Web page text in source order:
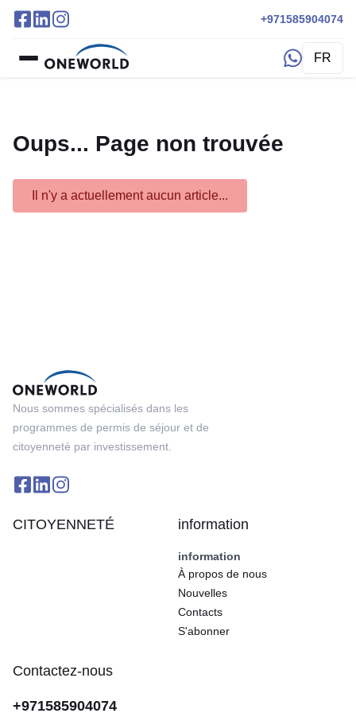
+971585904074
FR
Oups... Page non trouvée
Il n'y a actuellement aucun article...
Nous sommes spécialisés dans les
programmes de permis de séjour et de
citoyenneté par investissement.
CITOYENNETÉ information
information
À propos de nous
Nouvelles
Contacts
S'abonner
Contactez-nous
+971585904074